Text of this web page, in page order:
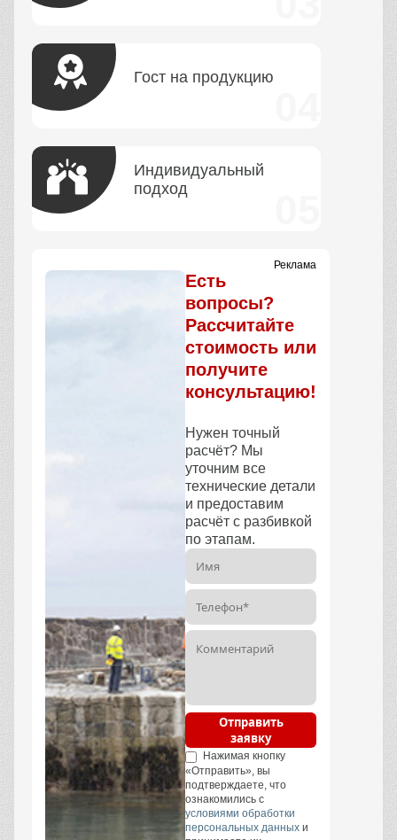
Гост на продукцию
Индивидуальный
подход
Реклама
Есть
вопросы?
Рассчитайте
стоимость или
получите
консультацию!
Нужен точный
расчёт? Мы
уточним все
технические детали
и предоставим
расчёт с разбивкой
по этапам.
Отправить
заявку
Нажимая кнопку
«Отправить», вы
подтверждаете, что
ознакомились с
условиями обработки
персональных данных и